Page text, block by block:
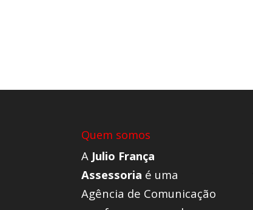
Quem somos
A Julio França
Assessoria é uma
Agência de Comunicação